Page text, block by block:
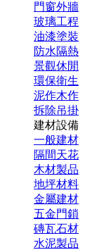
門窗外牆
玻璃工程
油漆塗裝
防水隔熱
景觀休閒
環保衛生
泥作木作
拆除吊掛
建材設備
一般建材
隔間天花
木材製品
地坪材料
金屬建材
五金門鎖
磚瓦石材
水泥製品